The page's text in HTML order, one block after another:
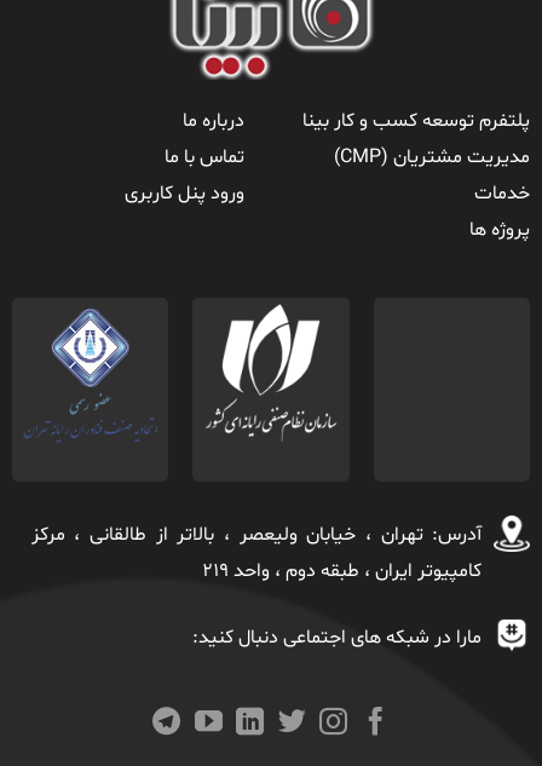
پلتفرم توسعه کسب و کار بینا
مدیریت مشتریان (CMP)
خدمات
پروژه ها
درباره ما
تماس با ما
ورود پنل کاربری
آدرس: تهران ، خيابان ولیعصر ، بالاتر از طالقانی ، مركز
كامپیوتر ايران ، طبقه دوم ، واحد ٢١٩
مارا در شبکه های اجتماعی دنبال کنید: